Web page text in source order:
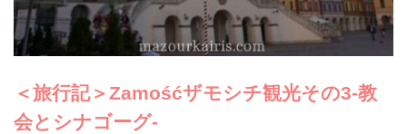
＜旅行記＞Zamośćザモシチ観光その3-教
会とシナゴーグ-